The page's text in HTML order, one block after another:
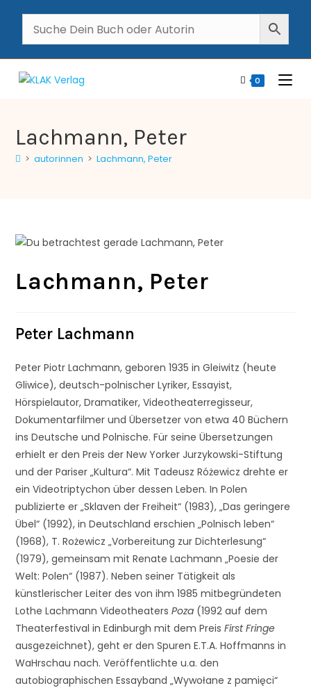
0
Lachmann, Peter
> autorinnen > Lachmann, Peter
Lachmann, Peter
Peter Lachmann
Peter Piotr Lachmann, geboren 1935 in Gleiwitz (heute
Gliwice), deutsch-polnischer Lyriker, Essayist,
Hörspielautor, Dramatiker, Videotheaterregisseur,
Dokumentarfilmer und Übersetzer von etwa 40 Büchern
ins Deutsche und Polnische. Für seine Übersetzungen
erhielt er den Preis der New Yorker Jurzykowski-Stiftung
und der Pariser „Kultura“. Mit Tadeusz Różewicz drehte er
ein Videotriptychon über dessen Leben. In Polen
publizierte er „Sklaven der Freiheit“ (1983), „Das geringere
Übel“ (1992), in Deutschland erschien „Polnisch leben“
(1968), T. Rożewicz „Vorbereitung zur Dichterlesung“
(1979), gemeinsam mit Renate Lachmann „Poesie der
Welt: Polen“ (1987). Neben seiner Tätigkeit als
künstlerischer Leiter des von ihm 1985 mitbegründeten
Lothe Lachmann VideotheatersPoza (1992 auf dem
Theaterfestival in Edinburgh mit dem PreisFirst Fringe
ausgezeichnet), geht er den Spuren E.T.A. Hoffmanns in
WaHrschau nach. Veröffentlichte u.a. den
autobiographischen Essayband „Wywołane z pamięci“